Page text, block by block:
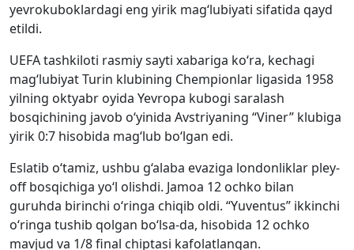
yevrokuboklardagi eng yirik mag‘lubiyati sifatida qayd
etildi.
UEFA tashkiloti rasmiy sayti xabariga ko‘ra, kechagi
mag‘lubiyat Turin klubining Chempionlar ligasida 1958
yilning oktyabr oyida Yevropa kubogi saralash
bosqichining javob o‘yinida Avstriyaning “Viner” klubiga
yirik 0:7 hisobida mag‘lub bo‘lgan edi.
Eslatib o‘tamiz, ushbu g‘alaba evaziga londonliklar pley-
off bosqichiga yo‘l olishdi. Jamoa 12 ochko bilan
guruhda birinchi o‘ringa chiqib oldi. “Yuventus” ikkinchi
o‘ringa tushib qolgan bo‘lsa-da, hisobida 12 ochko
mavjud va 1/8 final chiptasi kafolatlangan.